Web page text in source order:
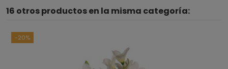
16 otros productos en la misma categoría:
-20%